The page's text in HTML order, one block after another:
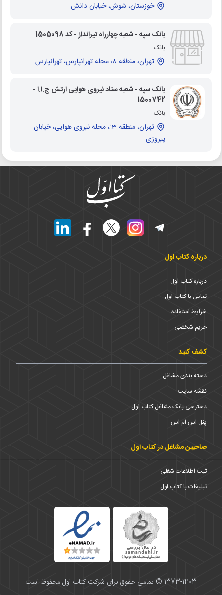
خوزستان، شوش، خیابان دانش
بانک سپه - شعبه چهارراه تیرانداز - کد 1505098
بانک
تهران، منطقه 8، محله تهرانپارس، تهرانپارس
بانک سپه - شعبه ستاد نیروی هوایی ارتش ج.ا.ا -
1500742
بانک
تهران، منطقه 13، محله نیروی هوایی، خیابان
پیروزی
درباره کتاب اول
درباره کتاب اول
تماس با کتاب اول
شرایط استفاده
حریم شخضی
کشف کنید
دسته بندی مشاغل
نقشه سایت
دسترسی بانک مشاغل کتاب اول
پنل اس ام اس
صاحبین مشاغل در کتاب اول
ثبت اطلاعات شغلی
تبلیغات با کتاب اول
1373-1403 © تمامی حقوق برای شرکت کتاب اول محفوظ است